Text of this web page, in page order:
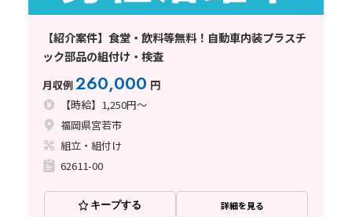
【紹介案件】食堂・飲料等無料！自動車内装プラスチ
ック部品の組付け・検査
月収例260,000 円
【時給】1,250円～
福岡県宮若市
組立・組付け
62611-00
キープする 詳細を見る